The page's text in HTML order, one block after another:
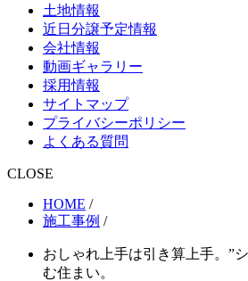
土地情報
近日分譲予定情報
会社情報
動画ギャラリー
採用情報
サイトマップ
プライバシーポリシー
よくある質問
CLOSE
HOME /
施工事例 /
おしゃれ上手は引き算上手。”
む住まい。